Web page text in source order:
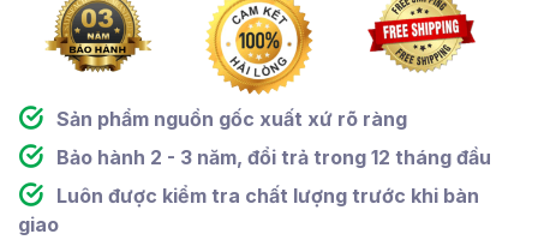
Sản phẩm nguồn gốc xuất xứ rõ ràng
Bảo hành 2 - 3 năm, đổi trả trong 12 tháng đầu
Luôn được kiểm tra chất lượng trước khi bàn
giao